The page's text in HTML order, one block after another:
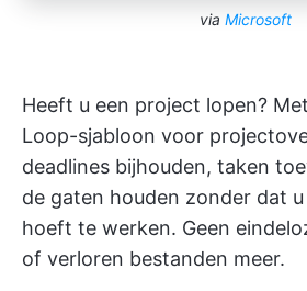
via Microsoft
Heeft u een project lopen?
Loop-sjabloon voor
deadlines bijhouden, taken
de gaten houden zonder dat
hoeft te werken. Geen
of verloren bestanden meer.